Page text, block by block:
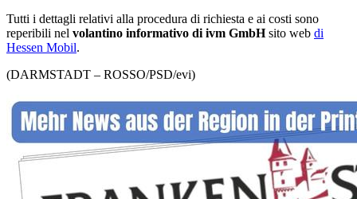
Tutti i dettagli relativi alla procedura di richiesta e ai costi sono
reperibili nel volantino informativo di ivm GmbHsito web di
Hessen Mobil.
(DARMSTADT – ROSSO/PSD/evi)